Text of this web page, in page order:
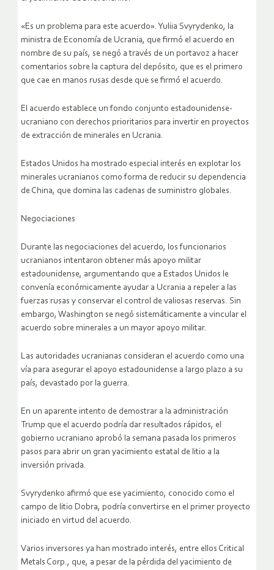
«Es un problema para este acuerdo». Yuliia Svyrydenko, la
ministra de Economía de Ucrania, que firmó el acuerdo en
nombre de su país, se negó a través de un portavoz a hacer
comentarios sobre la captura del depósito, que es el primero
que cae en manos rusas desde que se firmó el acuerdo.
El acuerdo establece un fondo conjunto estadounidense-
ucraniano con derechos prioritarios para invertir en proyectos
de extracción de minerales en Ucrania.
Estados Unidos ha mostrado especial interés en explotar los
minerales ucranianos como forma de reducir su dependencia
de China, que domina las cadenas de suministro globales.
Negociaciones
Durante las negociaciones del acuerdo, los funcionarios
ucranianos intentaron obtener más apoyo militar
estadounidense, argumentando que a Estados Unidos le
convenía económicamente ayudar a Ucrania a repeler a las
fuerzas rusas y conservar el control de valiosas reservas. Sin
embargo, Washington se negó sistemáticamente a vincular el
acuerdo sobre minerales a un mayor apoyo militar.
Las autoridades ucranianas consideran el acuerdo como una
vía para asegurar el apoyo estadounidense a largo plazo a su
país, devastado por la guerra.
En un aparente intento de demostrar a la administración
Trump que el acuerdo podría dar resultados rápidos, el
gobierno ucraniano aprobó la semana pasada los primeros
pasos para abrir un gran yacimiento estatal de litio a la
inversión privada.
Svyrydenko afirmó que ese yacimiento, conocido como el
campo de litio Dobra, podría convertirse en el primer proyecto
iniciado en virtud del acuerdo.
Varios inversores ya han mostrado interés, entre ellos Critical
Metals Corp., que, a pesar de la pérdida del yacimiento de